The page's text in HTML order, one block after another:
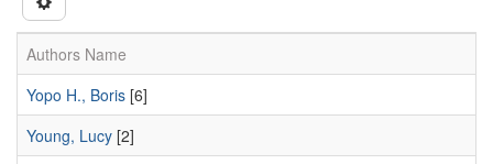
Authors Name
Yopo H., Boris [6]
Young, Lucy [2]